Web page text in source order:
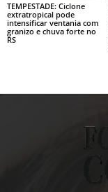
TEMPESTADE: Ciclone
extratropical pode
intensificar ventania com
granizo e chuva forte no
RS